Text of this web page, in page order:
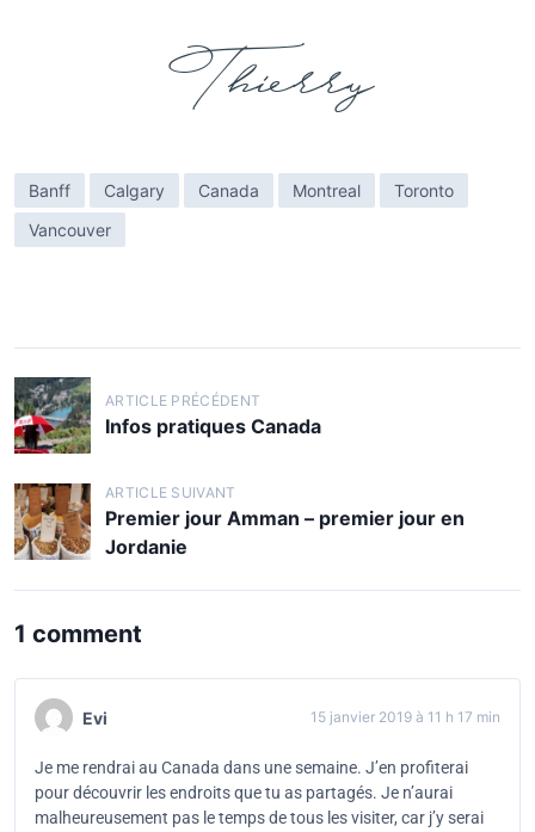
Thierry
Banff Calgary Canada Montreal
Toronto
Vancouver
ARTICLE PRÉCÉDENT
Infos pratiques Canada
ARTICLE SUIVANT
Premier jour Amman – premier jour en
Jordanie
1 comment
Evi 15 janvier 2019 à 11 h 17 min
Je me rendrai au Canada dans une semaine. J’en profiterai
pour découvrir les endroits que tu as partagés. Je n’aurai
malheureusement pas le temps de tous les visiter, car j’y serai